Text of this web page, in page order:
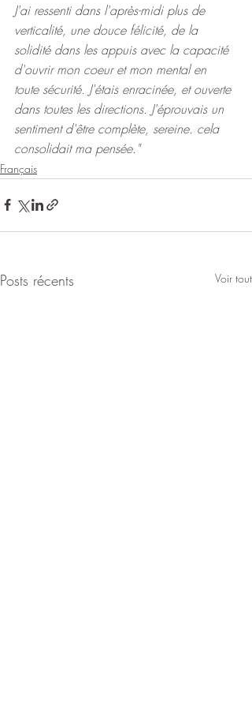
J'ai ressenti dans l'après-midi plus de
verticalité, une douce félicité, de la
solidité dans les appuis avec la capacité
d'ouvrir mon coeur et mon mental en
toute sécurité. J'étais enracinée, et ouverte
dans toutes les directions. J'éprouvais un
sentiment d'être complète, sereine. cela
consolidait ma pensée."
Français
Posts récents Voir tout